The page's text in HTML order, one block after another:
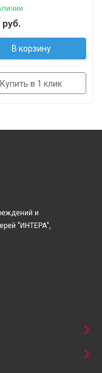
В корзину
Купить в 1 клик
и
"ИНТЕРА",